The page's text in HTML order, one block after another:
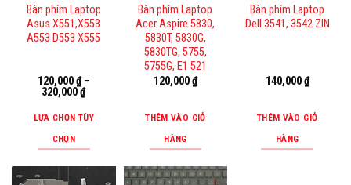
thể.
Các
có
được
chọn
Bàn phím Laptop
Asus X551,X553
A553 D553 X555
120,000₫–
320,000₫
LỰA CHỌN TÙY
CHỌN
phẩm
Bàn phím Laptop
Acer Aspire 5830,
5830T, 5830G,
5830TG, 5755,
5755G, E1 521
120,000₫
THÊM VÀO GIỎ
HÀNG
Bàn phím Laptop
Dell 3541, 3542 ZIN
140,000₫
THÊM VÀO GIỎ
HÀNG